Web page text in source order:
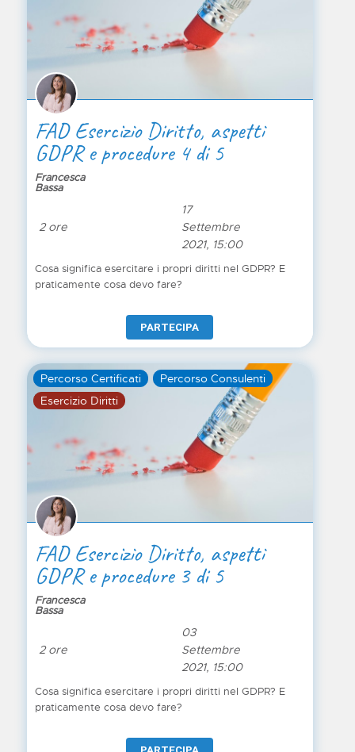
FAD Esercizio Diritto, aspetti
GDPR e procedure 4 di 5
Francesca
Bassa
2 ore
17
Settembre
2021, 15:00
Cosa significa esercitare i propri diritti nel GDPR? E
praticamente cosa devo fare?
PARTECIPA
Percorso Certificati
Percorso Consulenti
Esercizio Diritti
FAD Esercizio Diritto, aspetti
GDPR e procedure 3 di 5
Francesca
Bassa
2 ore
03
Settembre
2021, 15:00
Cosa significa esercitare i propri diritti nel GDPR? E
praticamente cosa devo fare?